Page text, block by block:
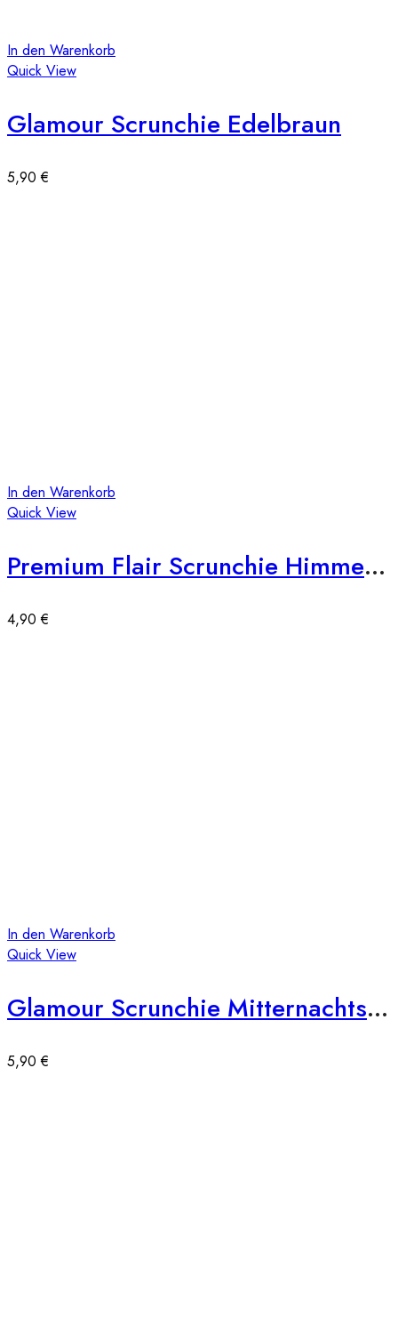
In den Warenkorb
Quick View
Glamour Scrunchie Edelbraun
5,90€
In den Warenkorb
Quick View
Premium Flair Scrunchie Himmelsblau
4,90€
In den Warenkorb
Quick View
Glamour Scrunchie Mitternachtsschwarz
5,90€